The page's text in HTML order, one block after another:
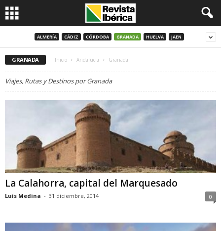
ALMERÍA CÁDIZ CÓRDOBA GRANADA HUELVA JAEN
GRANADA Inicio Andalucía Granada
Viajes, Rutas y Destinos por Granada
La Calahorra, capital del Marquesado
Luis Medina - 31 diciembre, 2014 0